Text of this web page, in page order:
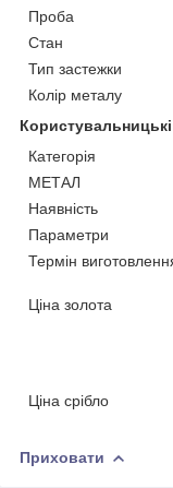
Проба
Стан
Тип застежки
Колір металу
Категорія
МЕТАЛ
Наявність
Параметри
Термін
Ціна золота
Ціна срібло
Приховати